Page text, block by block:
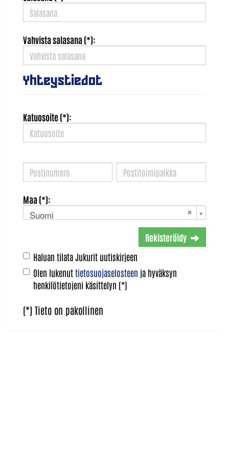
Vahvista salasana (*):
Yhteystiedot
Katuosoite (*):
Maa (*):
Suomi
Rekisteröidy
Haluan tilata Jukurit uutiskirjeen
Olen lukenuttietosuojaselosteen ja hyväksyn
henkilötietojeni käsittelyn (*)
(*) Tieto on pakollinen